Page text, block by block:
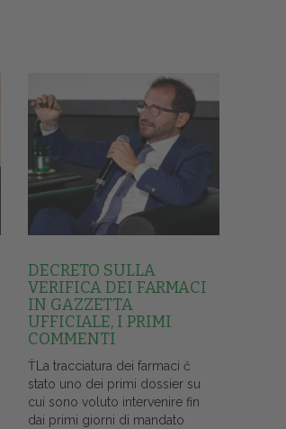
DECRETO SULLA
VERIFICA DEI FARMACI
IN GAZZETTA
UFFICIALE, I PRIMI
COMMENTI
ŤLa tracciatura dei farmaci č
stato uno dei primi dossier su
cui sono voluto intervenire fin
dai primi giorni di mandato